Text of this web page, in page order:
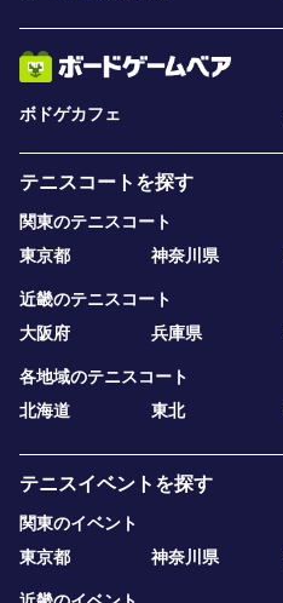
ボドゲカフェ
テニスコートを探す
関東のテニスコート
東京都
神奈川県
近畿のテニスコート
大阪府
兵庫県
各地域のテニスコート
北海道
東北
テニスイベントを探す
関東のイベント
東京都
神奈川県